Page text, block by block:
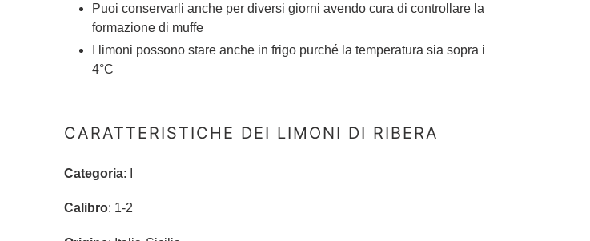
Puoi conservarli anche per diversi giorni avendo cura di controllare la
formazione di muffe
I limoni possono stare anche in frigo purché la temperatura sia sopra i
4°C
CARATTERISTICHE DEI LIMONI DI RIBERA
Categoria: I
Calibro: 1-2